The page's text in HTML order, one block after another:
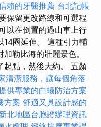
賴的牙醫推薦 台北記帳
保留更改路線和可選程
以在倒置的過山車上行
14圈延伸。 這種引力輔
勒比海的壯麗景色。
起點，然後大約。 五顏
清潔服務，讓每個角落
供專業的白蟻防治方案
方案 舒適又具設計感的
北地區台胞證辦理資訊